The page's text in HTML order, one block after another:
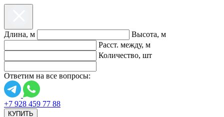
Длина, м
Высота, м
Расст. между, м
Количество, шт
Ответим на все вопросы:
+7 928 459 77 88
КУПИТЬ